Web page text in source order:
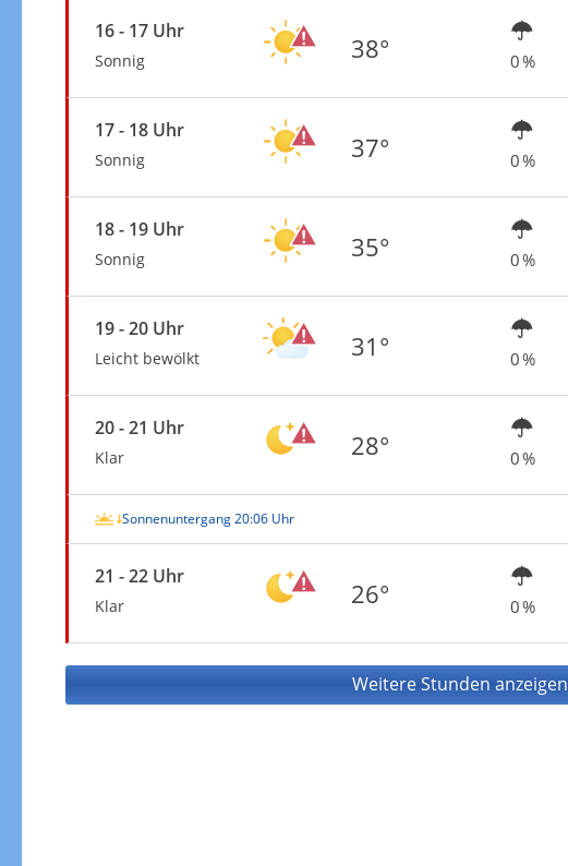
16 - 17 Uhr
Sonnig 38° 0 %
17 - 18 Uhr
Sonnig 37° 0 %
18 - 19 Uhr
Sonnig 35° 0 %
19 - 20 Uhr
Leicht bewölkt 31° 0 %
20 - 21 Uhr
Klar 28° 0 %
Sonnenuntergang 20:06 Uhr
21 - 22 Uhr
Klar 26° 0 %
Weitere Stunden anzeigen